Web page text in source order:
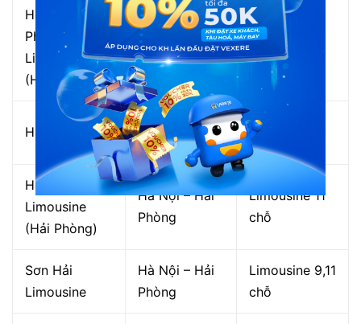
Hoàng
Phương
Limousine
(Hải Phòng)
Hà Nội – Hải
Phòng
Limousine
9,12,27 chỗ
Hải Âu
Hà Nội – Hải
Phòng
Limousine 11
chỗ
Hoàng Anh
Limousine
(Hải Phòng)
Hà Nội – Hải
Phòng
Limousine 11
chỗ
Sơn Hải
Limousine
Hà Nội – Hải
Phòng
Limousine 9,11
chỗ